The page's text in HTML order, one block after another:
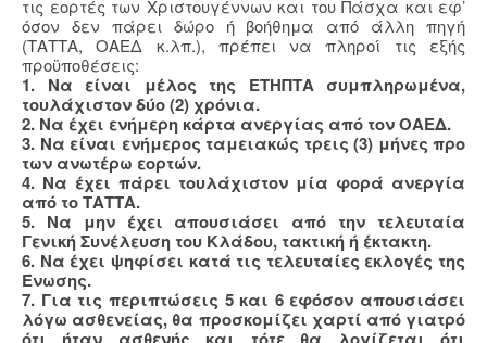
τις εορτές των Χριστουγέννων και του Πάσχα και εφ’
όσον δεν πάρει δώρο ή βοήθημα από άλλη πηγή
(ΤΑΤΤΑ, ΟΑΕΔ κ.λπ.), πρέπει να πληροί τις εξής
προϋποθέσεις:
1. Να είναι μέλος της ΕΤΗΠΤΑ συμπληρωμένα,
τουλάχιστον δύο (2) χρόνια.
2. Να έχει ενήμερη κάρτα ανεργίας από τον ΟΑΕΔ.
3. Να είναι ενήμερος ταμειακώς τρεις (3) μήνες προ
των ανωτέρω εορτών.
4. Να έχει πάρει τουλάχιστον μία φορά ανεργία
από το ΤΑΤΤΑ.
5. Να μην έχει απουσιάσει από την τελευταία
Γενική Συνέλευση του Κλάδου, τακτική ή έκτακτη.
6. Να έχει ψηφίσει κατά τις τελευταίες εκλογές της
Ένωσης.
7. Για τις περιπτώσεις 5 και 6 εφόσον απουσιάσει
λόγω ασθενείας, θα προσκομίζει χαρτί από γιατρό